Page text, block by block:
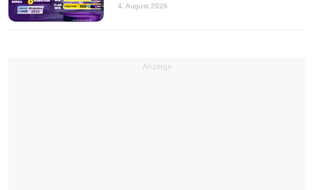
4. August 2026
Anzeige